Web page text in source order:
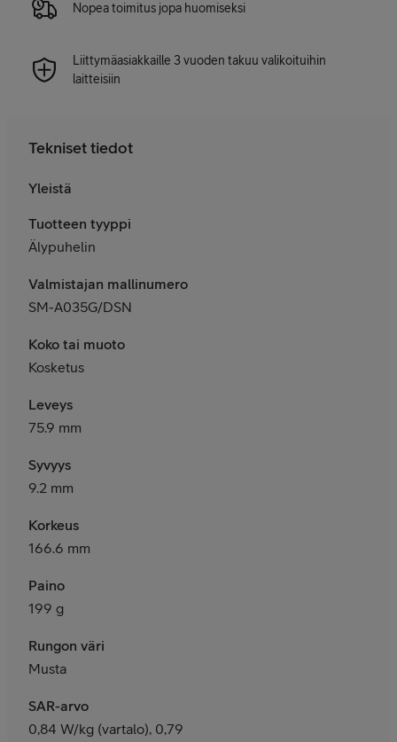
Nopea toimitus jopa huomiseksi
Liittymäasiakkaille 3 vuoden takuu valikoituihin
laitteisiin
Tekniset tiedot
Yleistä
Tuotteen tyyppi
Älypuhelin
Valmistajan mallinumero
SM-A035G/DSN
Koko tai muoto
Kosketus
Leveys
75.9 mm
Syvyys
9.2 mm
Korkeus
166.6 mm
Paino
199 g
Rungon väri
Musta
SAR-arvo
0,84 W/kg (vartalo), 0,79